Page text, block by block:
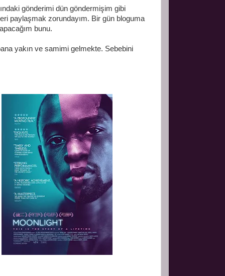
gönderimi dün göndermişim gibi
paylaşmak zorundayım. Bir gün bloguma
bunu.
yakın ve samimi gelmekte. Sebebini